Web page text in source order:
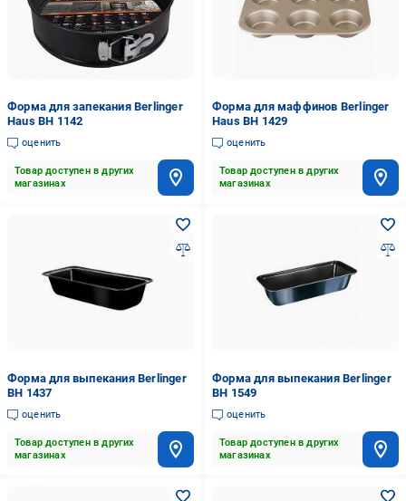
Форма для запекания Berlinger
Haus BH 1142
оценить
Товар доступен в других
магазинах
Форма для маффинов Berlinger
Haus BH 1429
оценить
Товар доступен в других
магазинах
Форма для выпекания Berlinger
BH 1437
оценить
Товар доступен в других
магазинах
Форма для выпекания Berlinger
BH 1549
оценить
Товар доступен в других
магазинах